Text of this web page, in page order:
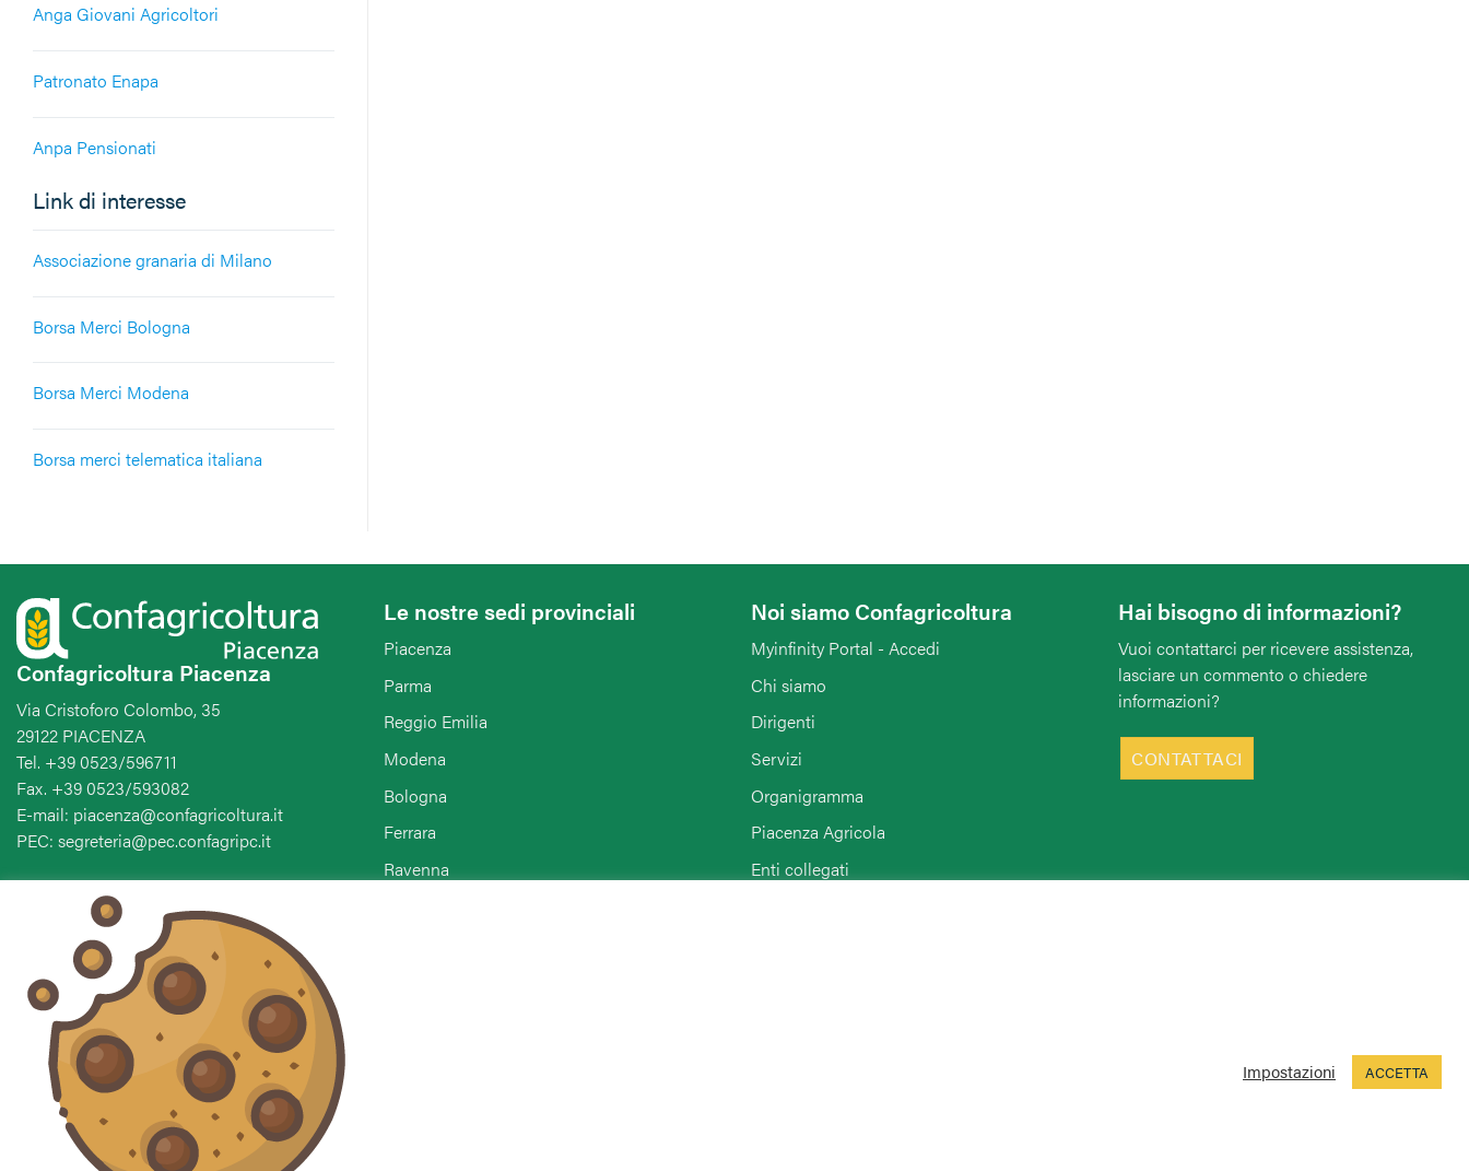
Anga Giovani Agricoltori
Patronato Enapa
Anpa Pensionati
Link di interesse
Associazione granaria di Milano
Borsa Merci Bologna
Borsa Merci Modena
Borsa merci telematica italiana
Confagricoltura Piacenza
Via Cristoforo Colombo, 35
29122 PIACENZA
Tel. +39 0523/596711
Fax. +39 0523/593082
E-mail: piacenza@confagricoltura.it
PEC: segreteria@pec.confagripc.it
Le nostre sedi provinciali
Piacenza
Parma
Reggio Emilia
Modena
Bologna
Ferrara
Ravenna
Noi siamo Confagricoltura
Myinfinity Portal - Accedi
Chi siamo
Dirigenti
Servizi
Organigramma
Piacenza Agricola
Enti collegati
Hai bisogno di informazioni?
Vuoi contattarci per ricevere assistenza,
lasciare un commento o chiedere
informazioni?
CONTATTACI
Seguici sui social
Impostazioni ACCETTA